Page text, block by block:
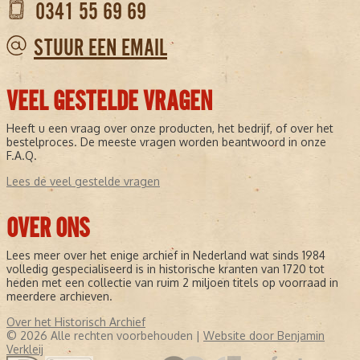
0341 55 69 69
STUUR EEN EMAIL
VEEL GESTELDE VRAGEN
Heeft u een vraag over onze producten, het bedrijf, of over het
bestelproces. De meeste vragen worden beantwoord in onze
F.A.Q.
Lees de veel gestelde vragen
OVER ONS
Lees meer over het enige archief in Nederland wat sinds 1984
volledig gespecialiseerd is in historische kranten van 1720 tot
heden met een collectie van ruim 2 miljoen titels op voorraad in
meerdere archieven.
Over het Historisch Archief
© 2026 Alle rechten voorbehouden | Website door Benjamin
Verkleij